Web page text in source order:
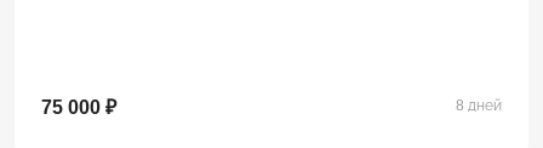
75 000 ₽ 8 дней